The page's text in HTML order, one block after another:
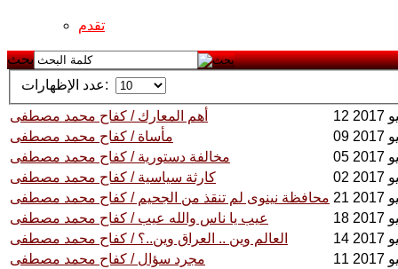
تقدم
بحث
عدد الإظهارات:
أهم المعارك / كفاح محمد مصطفى
مأساة / كفاح محمد مصطفى
مخالفة دستورية / كفاح محمد مصطفى
كارثة سياسية / كفاح محمد مصطفى
محافظة نينوى لم تنقذ من الجحيم / كفاح محمد مصطفى
عيب يا ناس والله عيب / كفاح محمد مصطفى
العالم وين .. العراق وين..؟ / كفاح محمد مصطفى
مجرد سؤال / كفاح محمد مصطفى